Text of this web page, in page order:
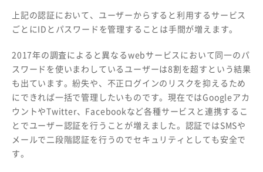
上記の認証において、ユーザーからすると利用するサービス
ごとにIDとパスワードを管理することは手間が増えます。
2017年の調査によると異なるwebサービスにおいて同一のパ
スワードを使いまわしているユーザーは8割を超すという結果
も出ています。紛失や、不正ログインのリスクを抑えるため
にできれば一括で管理したいものです。現在ではGoogleアカ
ウントやTwitter、Facebookなど各種サービスと連携するこ
とでユーザー認証を行うことが増えました。認証ではSMSや
メールで二段階認証を行うのでセキュリティとしても安全で
す。